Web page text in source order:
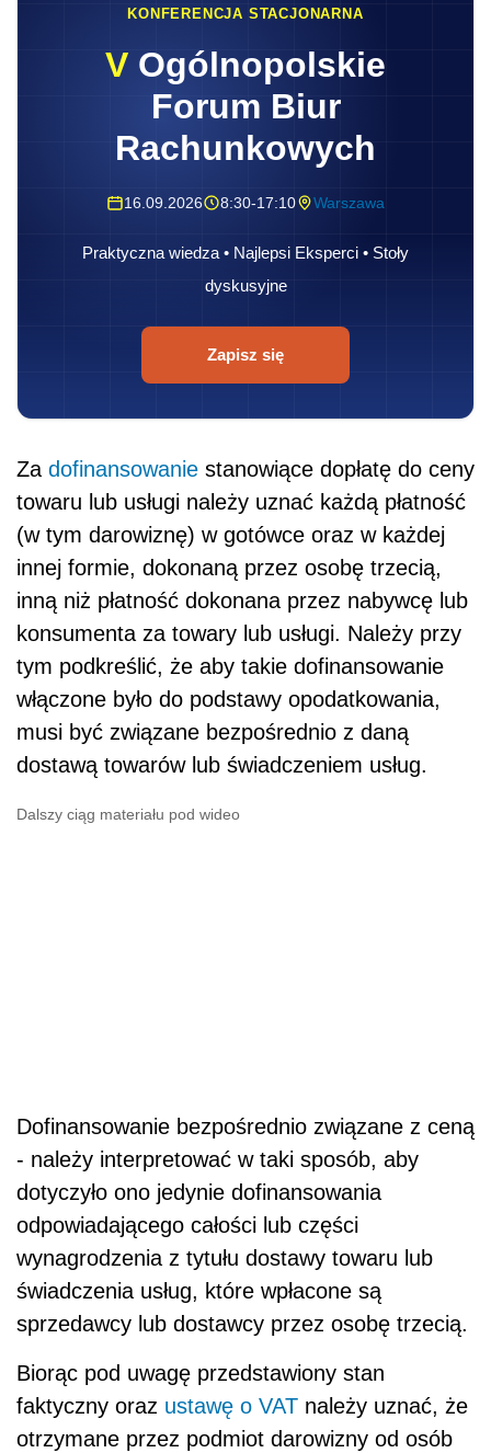
KONFERENCJA STACJONARNA
V Ogólnopolskie
Forum Biur
Rachunkowych
16.09.2026 8:30-17:10 Warszawa
Praktyczna wiedza • Najlepsi Eksperci • Stoły
dyskusyjne
Zapisz się
Za dofinansowanie stanowiące dopłatę do ceny
towaru lub usługi należy uznać każdą płatność
(w tym darowiznę) w gotówce oraz w każdej
innej formie, dokonaną przez osobę trzecią,
inną niż płatność dokonana przez nabywcę lub
konsumenta za towary lub usługi. Należy przy
tym podkreślić, że aby takie dofinansowanie
włączone było do podstawy opodatkowania,
musi być związane bezpośrednio z daną
dostawą towarów lub świadczeniem usług.
Dalszy ciąg materiału pod wideo
Dofinansowanie bezpośrednio związane z ceną
- należy interpretować w taki sposób, aby
dotyczyło ono jedynie dofinansowania
odpowiadającego całości lub części
wynagrodzenia z tytułu dostawy towaru lub
świadczenia usług, które wpłacone są
sprzedawcy lub dostawcy przez osobę trzecią.
Biorąc pod uwagę przedstawiony stan
faktyczny oraz ustawę o VAT należy uznać, że
otrzymane przez podmiot darowizny od osób